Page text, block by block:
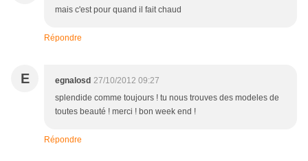
mais c'est pour quand il fait chaud
Répondre
E egnalosd 27/10/2012 09:27
splendide comme toujours ! tu nous trouves des modeles de
toutes beauté ! merci ! bon week end !
Répondre